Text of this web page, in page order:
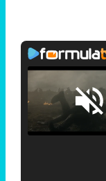
Loaded:
29.30%